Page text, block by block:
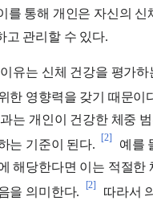
를 통해 개인은 자신의 신
고 관리할 수 있다.
유는 신체 건강을 평가하
한 영향력을 갖기 때문이
는 개인이 건강한 체중 범
는 기준이 된다.
[2]
예를
해당한다면 이는 적절한
을 의미한다.
[2]
따라서